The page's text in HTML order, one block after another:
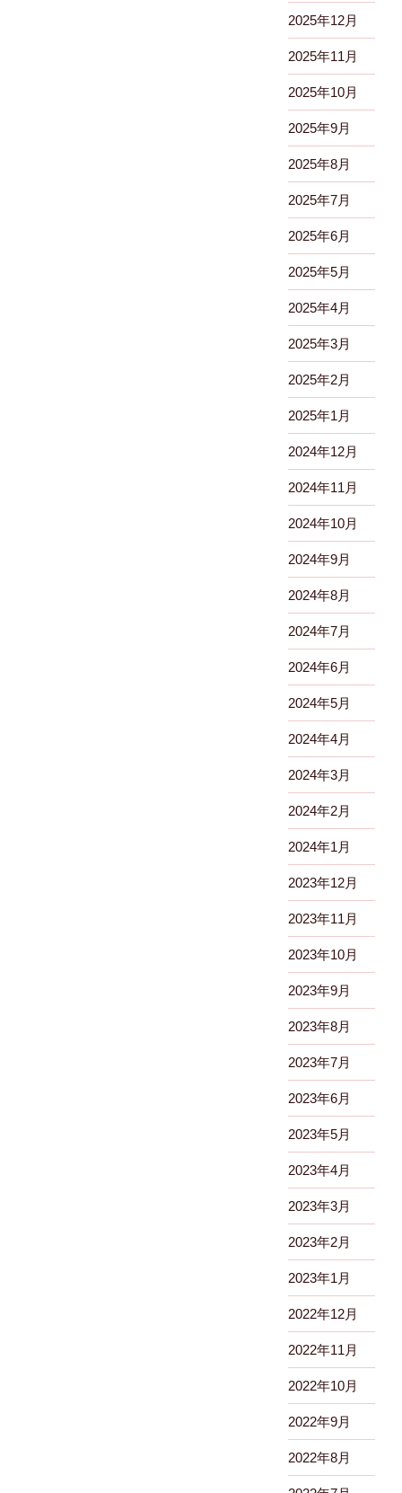
2025年12月
2025年11月
2025年10月
2025年9月
2025年8月
2025年7月
2025年6月
2025年5月
2025年4月
2025年3月
2025年2月
2025年1月
2024年12月
2024年11月
2024年10月
2024年9月
2024年8月
2024年7月
2024年6月
2024年5月
2024年4月
2024年3月
2024年2月
2024年1月
2023年12月
2023年11月
2023年10月
2023年9月
2023年8月
2023年7月
2023年6月
2023年5月
2023年4月
2023年3月
2023年2月
2023年1月
2022年12月
2022年11月
2022年10月
2022年9月
2022年8月